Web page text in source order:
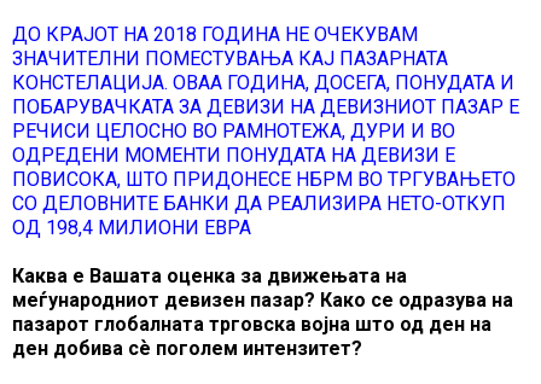
ДО КРАЈОТ НА 2018 ГОДИНА НЕ ОЧЕКУВАМ
ЗНАЧИТЕЛНИ ПОМЕСТУВАЊА КАЈ ПАЗАРНАТА
КОНСТЕЛАЦИЈА. ОВАА ГОДИНА, ДОСЕГА, ПОНУДАТА И
ПОБАРУВАЧКАТА ЗА ДЕВИЗИ НА ДЕВИЗНИОТ ПАЗАР Е
РЕЧИСИ ЦЕЛОСНО ВО РАМНОТЕЖА, ДУРИ И ВО
ОДРЕДЕНИ МОМЕНТИ ПОНУДАТА НА ДЕВИЗИ Е
ПОВИСОКА, ШТО ПРИДОНЕСЕ НБРМ ВО ТРГУВАЊЕТО
СО ДЕЛОВНИТЕ БАНКИ ДА РЕАЛИЗИРА НЕТО-ОТКУП
ОД 198,4 МИЛИОНИ ЕВРА
Каква е Вашата оценка за движењата на
меѓународниот девизен пазар? Како се одразува на
пазарот глобалната трговска војна што од ден на
ден добива сѐ поголем интензитет?